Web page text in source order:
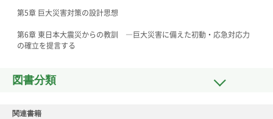
第5章 巨大災害対策の設計思想
第6章 東日本大震災からの教訓 ―巨大災害に備えた初動・応急対応力
の確立を提言する
図書分類
関連書籍